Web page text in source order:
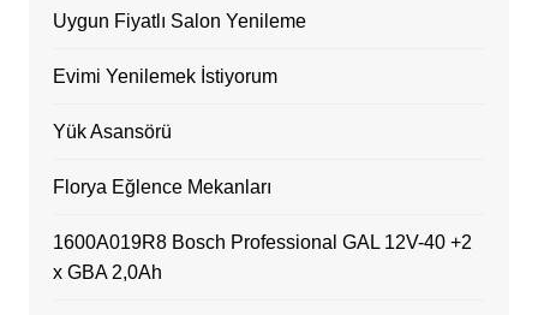
Uygun Fiyatlı Salon Yenileme
Evimi Yenilemek İstiyorum
Yük Asansörü
Florya Eğlence Mekanları
1600A019R8 Bosch Professional GAL 12V-40 +2
x GBA 2,0Ah